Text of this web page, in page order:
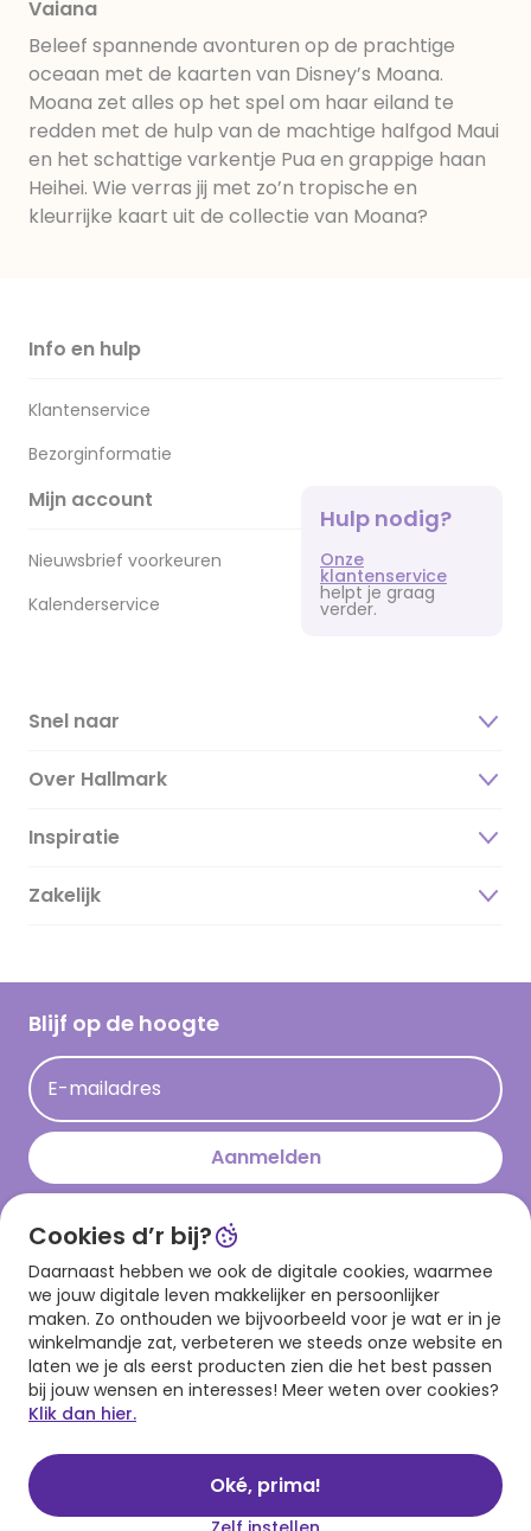
Vaiana
Beleef spannende avonturen op de prachtige
oceaan met de kaarten van Disney’s Moana.
Moana zet alles op het spel om haar eiland te
redden met de hulp van de machtige halfgod Maui
en het schattige varkentje Pua en grappige haan
Heihei. Wie verras jij met zo’n tropische en
kleurrijke kaart uit de collectie van Moana?
Info en hulp
Klantenservice
Bezorginformatie
Mijn account
Nieuwsbrief voorkeuren
Kalenderservice
Hulp nodig?
Onze
klantenservice
helpt je graag
verder.
Snel naar
Over Hallmark
Over ons
Duurzaamheid
Hallmark Kaartclub
Acties
Persberichten
Hallmark en Kinderpostzegels
Inspiratie
Magazine
Cadeau inspiratie
Kaartinspiratie
Zakelijk
Blijf op de hoogte
E-mailadres
Aanmelden
Download onze app
Cookies d’r bij?
Daarnaast hebben we ook de digitale cookies, waarmee
we jouw digitale leven makkelijker en persoonlijker
maken. Zo onthouden we bijvoorbeeld voor je wat er in je
winkelmandje zat, verbeteren we steeds onze website en
laten we je als eerst producten zien die het best passen
bij jouw wensen en interesses! Meer weten over cookies?
Klik dan hier.
Oké, prima!